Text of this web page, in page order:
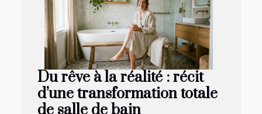
Du rêve à la réalité : récit
d’une transformation totale
de salle de bain